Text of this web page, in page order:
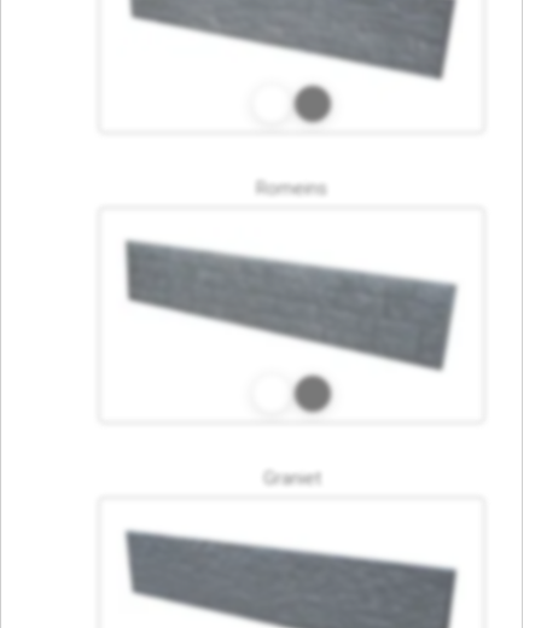
Romeins
Graniet